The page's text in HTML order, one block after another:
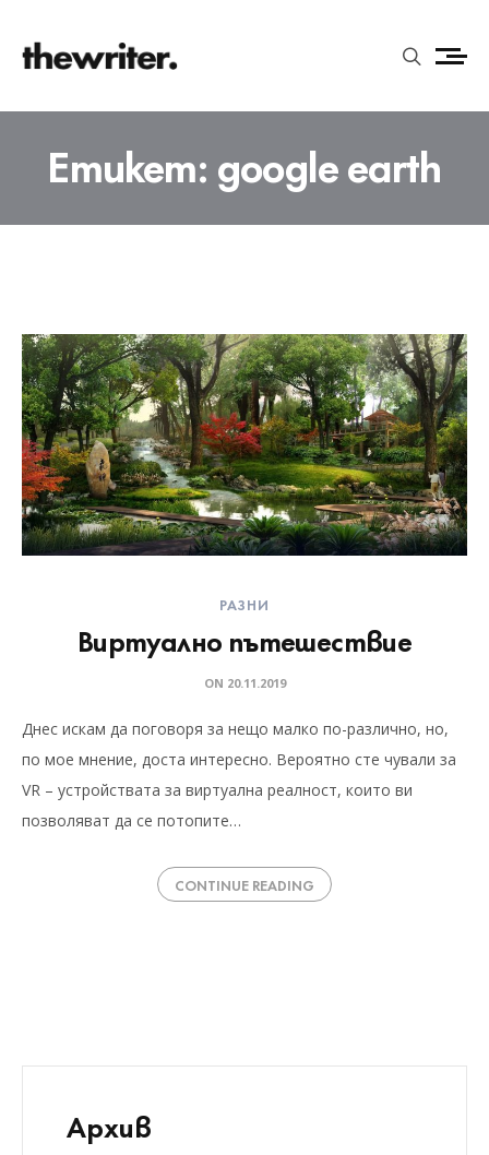
Етикет:google earth
РАЗНИ
Виртуално пътешествие
ON 20.11.2019
Днес искам да поговоря за нещо малко по-различно, но,
по мое мнение, доста интересно. Вероятно сте чували за
VR – устройствата за виртуална реалност, които ви
позволяват да се потопите…
CONTINUE READING
Архив